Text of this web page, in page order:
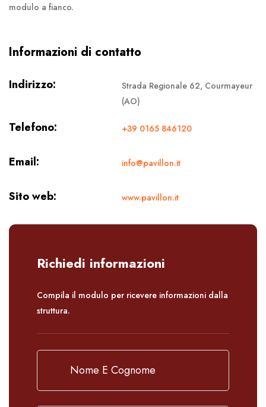
modulo a fianco.
Informazioni di contatto
Indirizzo:
Strada Regionale 62, Courmayeur
(AO)
Telefono: +39 0165 846120
Email: info@pavillon.it
Sito web: www.pavillon.it
Richiedi informazioni
Compila il modulo per ricevere informazioni dalla
struttura.